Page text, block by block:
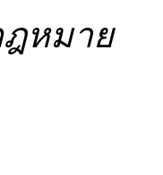
หมาย